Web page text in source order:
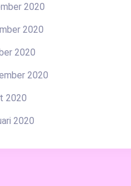
2020
2020
2020
2020
2020
2020